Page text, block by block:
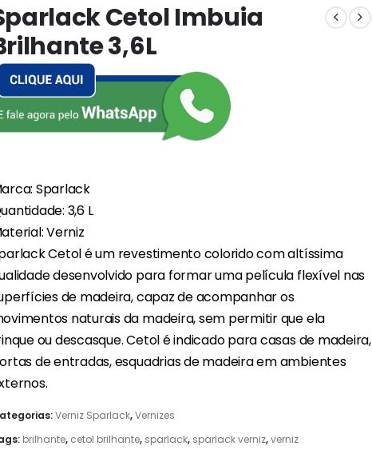
Cetol Imbuia
3,6L
Sparlack
3,6 L
Verniz
Cetol é um revestimento colorido com altíssima
desenvolvido para formar uma película flexível nas
de madeira, capaz de acompanhar os
naturais da madeira, sem permitir que ela
ou descasque. Cetol é indicado para casas de madeira,
de entradas, esquadrias de madeira em ambientes
Verniz Sparlack,Vernizes
brilhante, cetol brilhante, sparlack, sparlack verniz,verniz